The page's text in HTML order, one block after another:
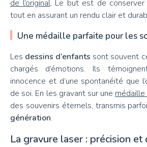
de l’original. Le but est de conserver
tout en assurant un rendu clair et
Une médaille parfaite pour les
Les dessins d’enfants sont souvent
chargés d’émotions. Ils
innocence et d’une spontanéité que
de soi. En les gravant sur une
des souvenirs éternels, transmis
génération.
La gravure laser : précision et